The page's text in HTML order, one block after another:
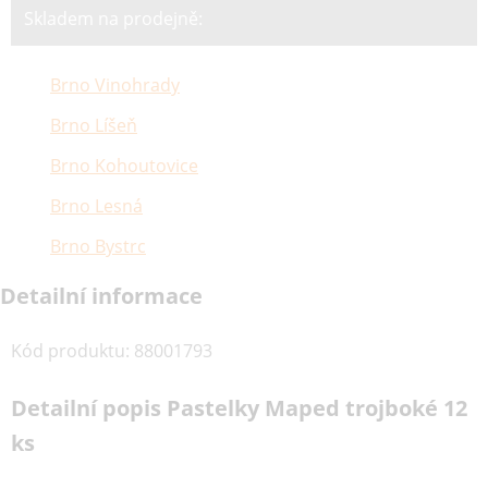
Brno Vinohrady
Brno Líšeň
Brno Kohoutovice
Brno Lesná
Brno Bystrc
Detailní informace
Kód produktu: 88001793
Detailní popis Pastelky Maped trojboké 12
ks